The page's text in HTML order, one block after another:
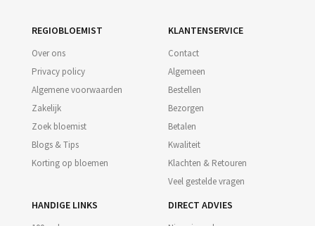
REGIOBLOEMIST
Over ons
Privacy policy
Algemene voorwaarden
Zakelijk
Zoek bloemist
Blogs & Tips
Korting op bloemen
KLANTENSERVICE
Contact
Algemeen
Bestellen
Bezorgen
Betalen
Kwaliteit
Klachten & Retouren
Veel gestelde vragen
HANDIGE LINKS DIRECT ADVIES